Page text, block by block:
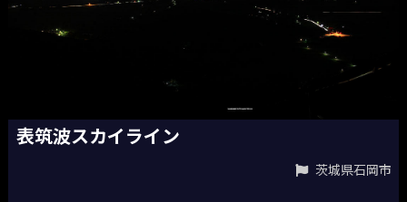
表筑波スカイライン
茨城県石岡市